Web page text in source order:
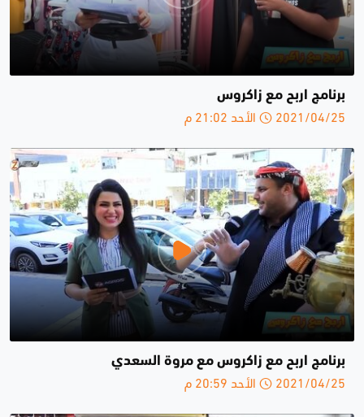
برنامج اربح مع زاكروس
2021/04/25 الأحد 21:02 م
برنامج اربح مع زاكروس مع مروة السعدي
2021/04/25 الأحد 20:59 م